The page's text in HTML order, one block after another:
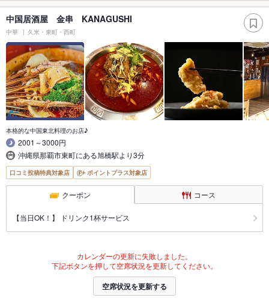
中国居酒屋 金串 KANAGUSHI
中華 久米・東町・西町
本格的な中国東北料理のお店♪
2001～3000円
沖縄県那覇市東町にある旭橋駅より3分
口コミ投稿特典対象店 ポイントプラス対象店
クーポン コース
【当日OK！】 ドリンク1杯サービス
カレンダーの更新に失敗しました。
下記ボタンを押して空席状況を更新してください。
空席状況を更新する